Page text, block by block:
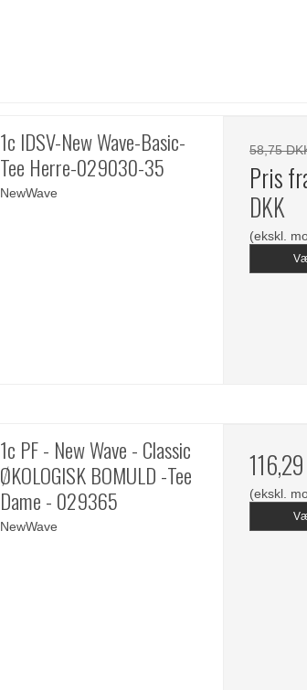
1c IDSV-New Wave-Basic-
Tee Herre-029030-35
NewWave
58,75
Pris
DKK
(ekskl.
1c PF - New Wave - Classic
ØKOLOGISK BOMULD -Tee
Dame - 029365
NewWave
(ekskl.